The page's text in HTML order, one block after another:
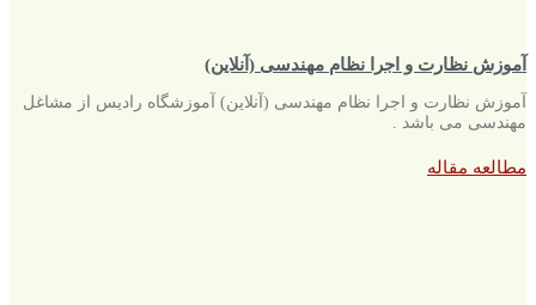
آموزش نظارت و اجرا نظام مهندسی (آنلاین)
آموزش نظارت و اجرا نظام مهندسی (آنلاین) آموزشگاه رادیس از مشاغل
مهندسی می باشد .
مطالعه مقاله